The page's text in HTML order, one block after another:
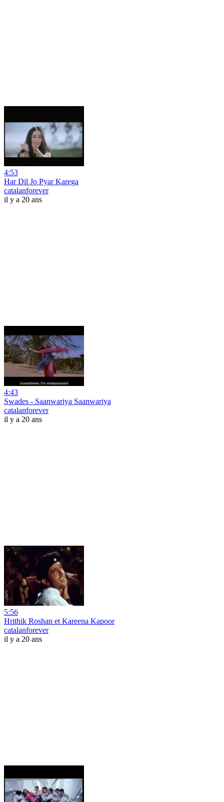
4:53
Har Dil Jo Pyar Karega
catalanforever
il y a 20 ans
4:43
Swades - Saanwariya Saanwariya
catalanforever
il y a 20 ans
5:56
Hrithik Roshan et Kareena Kapoor
catalanforever
il y a 20 ans